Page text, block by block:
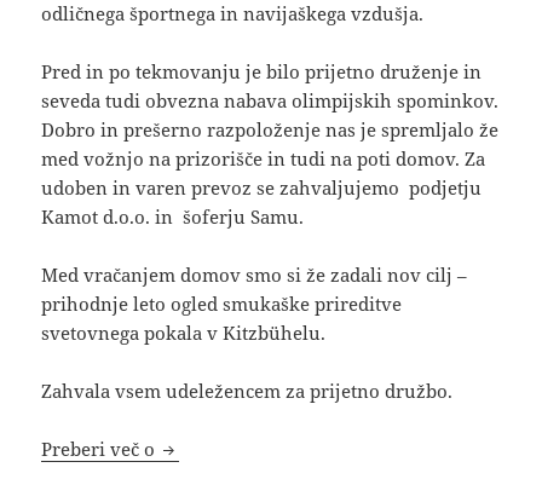
odličnega športnega in navijaškega vzdušja.
Pred in po tekmovanju je bilo prijetno druženje in
seveda tudi obvezna nabava olimpijskih spominkov.
Dobro in prešerno razpoloženje nas je spremljalo že
med vožnjo na prizorišče in tudi na poti domov. Za
udoben in varen prevoz se zahvaljujemo podjetju
Kamot d.o.o. in šoferju Samu.
Med vračanjem domov smo si že zadali nov cilj –
prihodnje leto ogled smukaške prireditve
svetovnega pokala v Kitzbühelu.
Zahvala vsem udeležencem za prijetno družbo.
Preberi več o Ogled olimpijskih iger 2026